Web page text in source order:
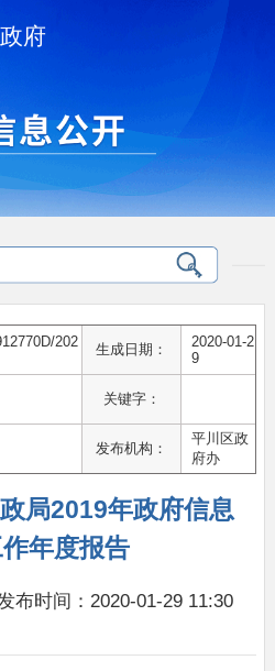
府
202
生成日期：
2020-01-2
9
关键字：
发布机构：
平川区政
府办
局2019年政府信息
年度报告
布时间：2020-01-29 11:30